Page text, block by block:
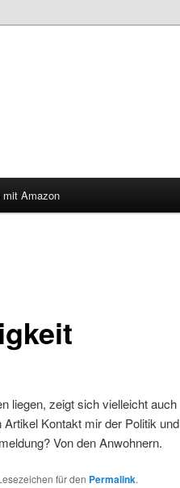
mit Amazon
liegen, zeigt sich vielleicht auch
Kontakt mir der Politik und
Von den Anwohnern.
für den Permalink.